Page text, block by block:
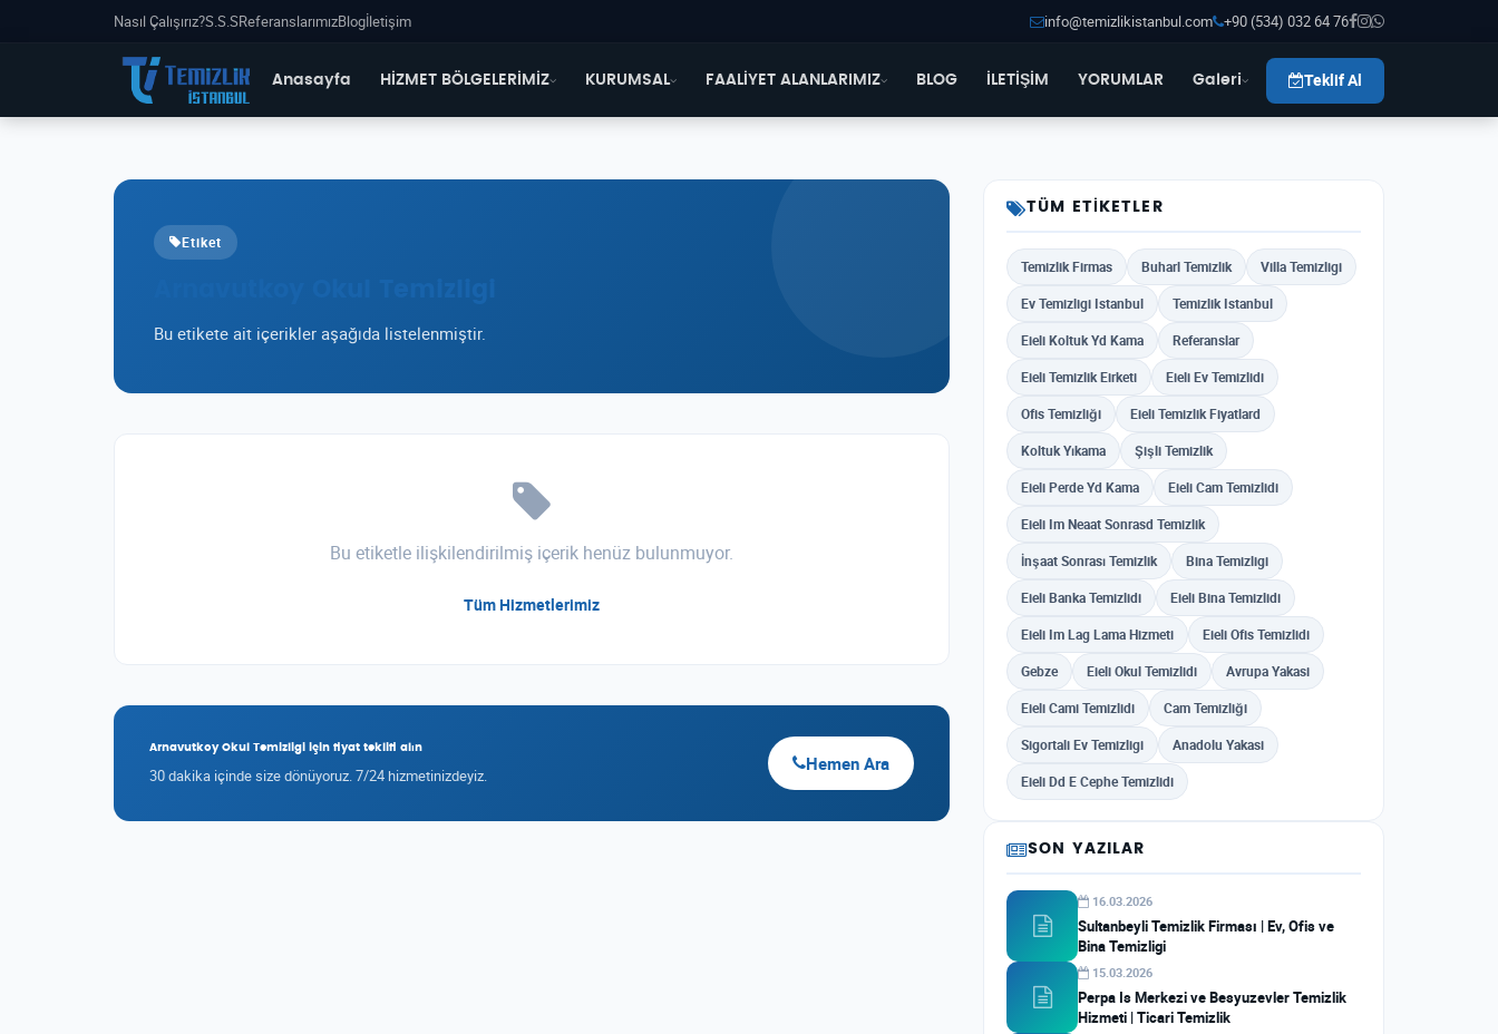
Nasıl Çalışırız?S.S.SReferanslarımızBlogİletişim info@temizlikistanbul.com +90 (534) 032 64 76
Anasayfa HİZMET BÖLGELERİMİZ KURUMSAL FAALİYET ALANLARIMIZ BLOG İLETİŞİM YORUMLAR Galeri Teklif Al
Etiket
Bu etikete ait içerikler aşağıda listelenmiştir.
Bu etiketle ilişkilendirilmiş içerik henüz bulunmuyor.
Tüm Hizmetlerimiz
Arnavutkoy Okul Temizligi için fiyat teklifi alın
30 dakika içinde size dönüyoruz. 7/24 hizmetinizdeyiz.
Hemen Ara
TÜM ETIKETLER
Temizlik Firmas Buharl Temizlik Villa Temizligi
Ev Temizligi Istanbul Temizlik Istanbul
Eieli Koltuk Yd Kama Referanslar
Eieli Temizlik Eirketi Eieli Ev Temizlidi
Ofis Temizliği Eieli Temizlik Fiyatlard
Koltuk Yıkama Şişli Temizlik
Eieli Perde Yd Kama Eieli Cam Temizlidi
Eieli Im Neaat Sonrasd Temizlik
İnşaat Sonrası Temizlik Bina Temizligi
Eieli Banka Temizlidi Eieli Bina Temizlidi
Eieli Im Lag Lama Hizmeti Eieli Ofis Temizlidi
Gebze Eieli Okul Temizlidi Avrupa Yakasi
Eieli Cami Temizlidi Cam Temizliği
Sigortali Ev Temizligi Anadolu Yakasi
Eieli Dd E Cephe Temizlidi
SON YAZILAR
16.03.2026
Sultanbeyli Temizlik Firması | Ev, Ofis ve
Bina Temizligi
15.03.2026
Perpa Is Merkezi ve Besyuzevler Temizlik
Hizmeti | Ticari Temizlik